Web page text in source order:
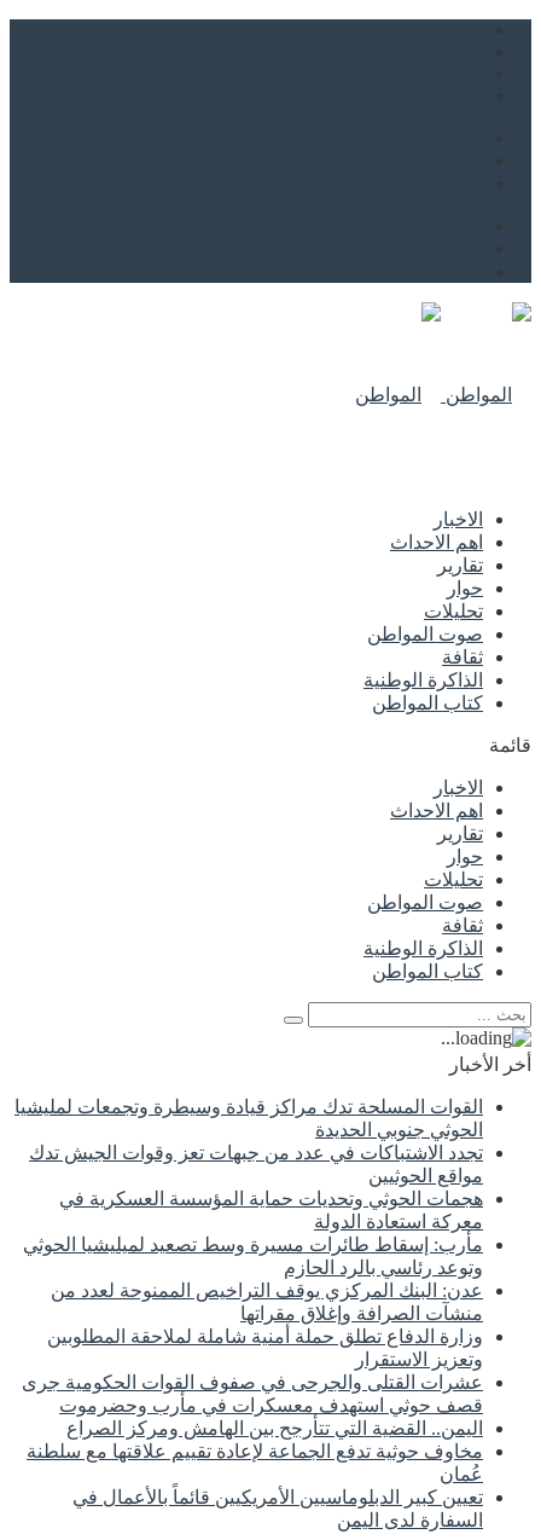
الاخبار
اهم الاحداث
تقارير
حوار
تحليلات
صوت المواطن
ثقافة
الذاكرة الوطنية
كتاب المواطن
قائمة
الاخبار
اهم الاحداث
تقارير
حوار
تحليلات
صوت المواطن
ثقافة
الذاكرة الوطنية
كتاب المواطن
أخر الأخبار
القوات المسلحة تدك مراكز قيادة وسيطرة وتجمعات لمليشيا
الحوثي جنوبي الحديدة
تجدد الاشتباكات في عدد من جبهات تعز وقوات الجيش تدك
مواقع الحوثيين
هجمات الحوثي وتحديات حماية المؤسسة العسكرية في
معركة استعادة الدولة
مأرب: إسقاط طائرات مسيرة وسط تصعيد لميليشيا الحوثي
وتوعد رئاسي بالرد الحازم
عدن: البنك المركزي يوقف التراخيص الممنوحة لعدد من
منشآت الصرافة وإغلاق مقراتها
وزارة الدفاع تطلق حملة أمنية شاملة لملاحقة المطلوبين
وتعزيز الاستقرار
عشرات القتلى والجرحى في صفوف القوات الحكومية جرى
قصف حوثي استهدف معسكرات في مأرب وحضرموت
اليمن.. القضية التي تتأرجح بين الهامش ومركز الصراع
مخاوف حوثية تدفع الجماعة لإعادة تقييم علاقتها مع سلطنة
عُمان
تعيين كبير الدبلوماسيين الأمريكيين قائماً بالأعمال في
السفارة لدى اليمن